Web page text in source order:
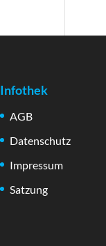
Infothek
AGB
Datenschutz
Impressum
Satzung